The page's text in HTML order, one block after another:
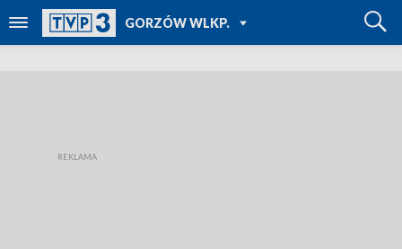
GORZÓW WLKP.
TVP REGIONY